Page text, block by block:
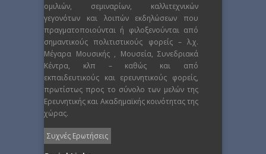
ομιλιών, σεμιναρίων, καλλιτεχνικών
γεγονότων και λοιπών εκδηλώσεων που
πραγματοποιούνται ή φιλοξενούνται από
σημαντικούς πολιτιστικούς φορείς – λ.χ.
Μέγαρα Μουσικής , Μουσεία, Συνεδριακά
Κέντρα, κλπ – καθώς και από
εκπαιδευτικούς και ερευνητικούς φορείς,
πρωτίστως προς το σύνολο των μελών της
Ερευνητικής και Ακαδημαϊκής κοινότητας της
χώρας.
Συχνές Ερωτήσεις